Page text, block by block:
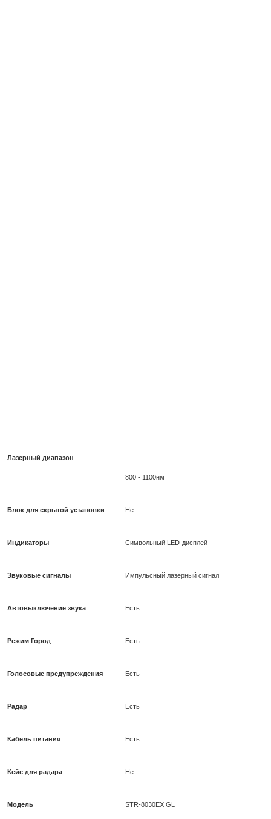
Лазерный диапазон
800 - 1100нм
Блок для скрытой установки Нет
Индикаторы Символьный LED-дисплей
Звуковые сигналы Импульсный лазерный сигнал
Автовыключение звука Есть
Режим Город Есть
Голосовые предупреждения Есть
Радар Есть
Кабель питания Есть
Кейс для радара Нет
Модель STR-8030EX GL